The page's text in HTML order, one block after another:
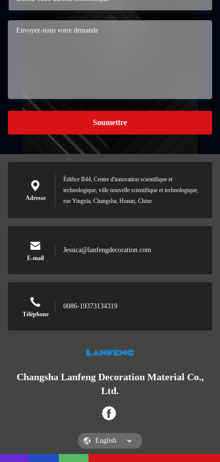
Soumettre
Adresse
Édifice B44, Centre d'innovation scientifique et
technologique, ville nouvelle scientifique et technologique,
rue Yingxia, Changsha, Hunan, Chine
E-mail
Jessica@lanfengdecoration.com
Téléphone
0086-19373134319
Changsha Lanfeng Decoration Material Co.,
Ltd.